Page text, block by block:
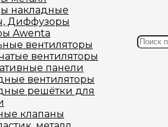
накладные
Диффузоры
Awenta
вентиляторы
вентиляторы
панели
вентиляторы
решётки для
клапаны